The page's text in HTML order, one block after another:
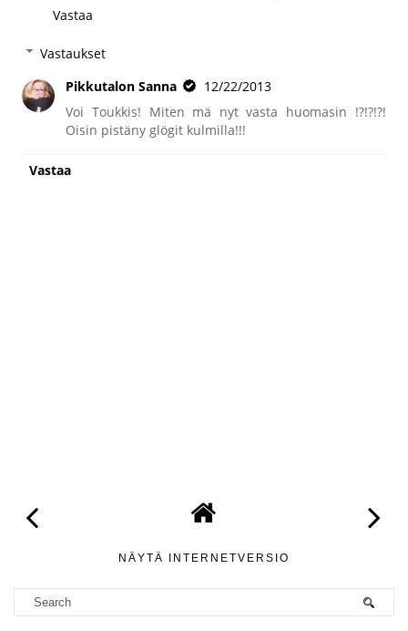
Vastaa
Vastaukset
Pikkutalon Sanna
12/22/2013
Voi Toukkis! Miten mä nyt vasta huomasin !?!?!?!
Oisin pistäny glögit kulmilla!!!
Vastaa
NÄYTÄ INTERNETVERSIO